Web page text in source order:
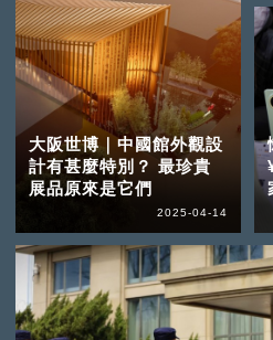
大阪世博｜中國館外觀設
計有甚麼特別？ 最珍貴
展品原來是它們
2025-04-14